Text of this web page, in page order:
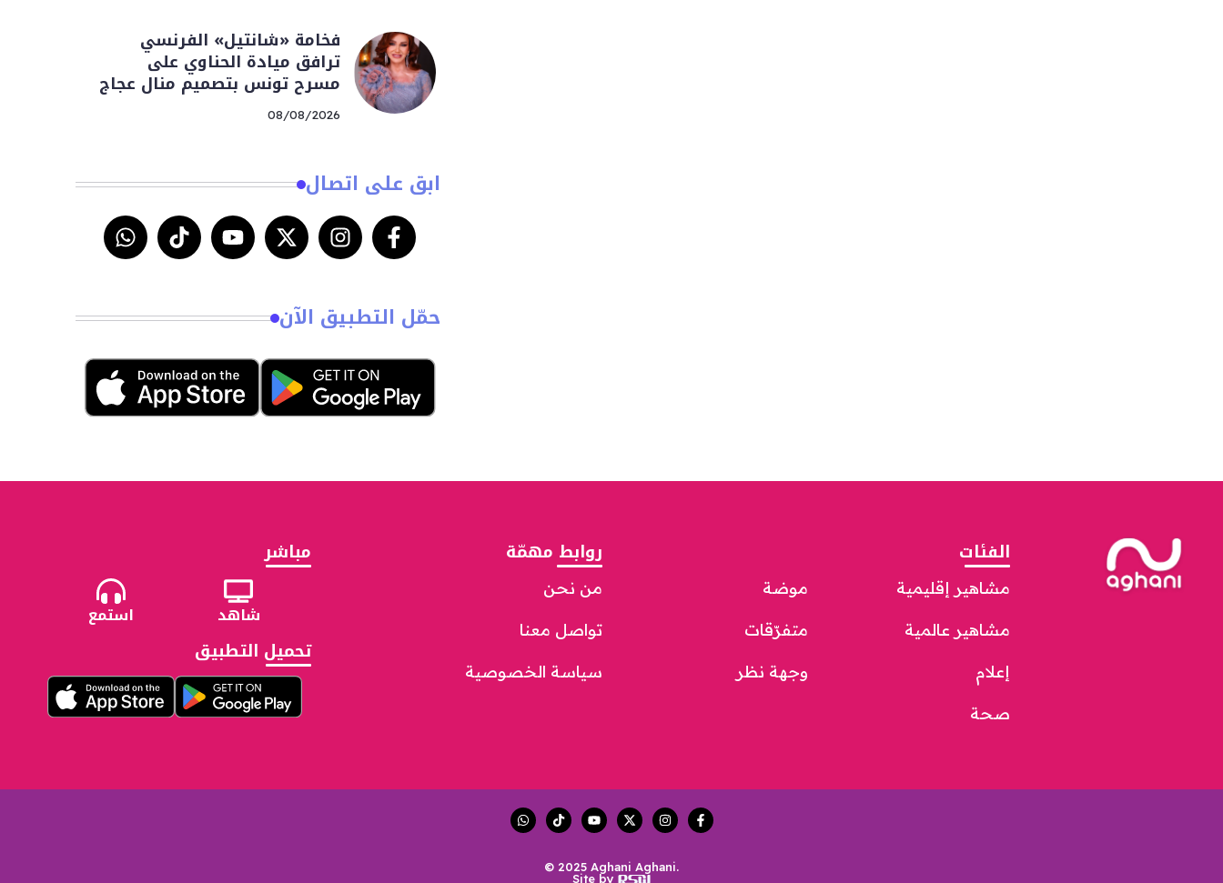
فخامة «شانتيل» الفرنسي
ترافق ميادة الحناوي على
مسرح تونس بتصميم منال عجاج
08/08/2026
ابق على اتصال
حمّل التطبيق الآن
الفئات
مشاهير إقليمية
مشاهير عالمية
إعلام
صحة
موضة
متفرّقات
وجهة نظر
روابط مهمّة
من نحن
تواصل معنا
سياسة الخصوصية
مباشر
شاهد استمع
تحميل التطبيق
© 2025 Aghani Aghani.
Site by